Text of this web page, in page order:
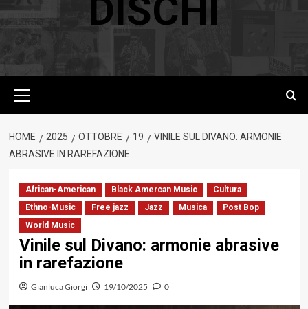
DISCHI
principale
HOME 2025 OTTOBRE 19
VINILE SUL DIVANO: ARMONIE
ABRASIVE IN RAREFAZIONE
African-American Black Amercan Music
Cultura
Ethno-Music
Free jazz Jazz Musica
Post Bop
World Music
Vinile sul Divano: armonie abrasive
in rarefazione
Gianluca Giorgi 19/10/2025 0